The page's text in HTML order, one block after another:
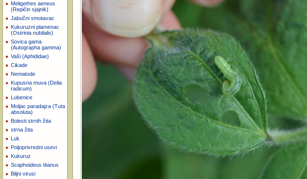
Meligethes aeneus
(Repičin sjajnik)
Jabučni smotavac
Kukuruzni plamenac
(Ostrinia nubilalis)
Sovica gama
(Autographa gamma)
Vaši (Aphididae)
Cikade
Nematode
Kupusna muva (Delia
radicum)
Lubenice
Moljac paradajza (Tuta
absoluta)
Bolesti strnih žita
strna žita
Luk
Poljoprivredni usevi
Kukuruz
Scaphoideus titanus
Biljni virusi